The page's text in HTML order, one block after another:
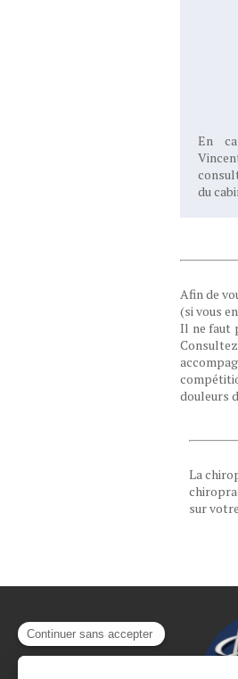
En
du
Afin de
(si vous
Il ne faut
douleurs
La
sur